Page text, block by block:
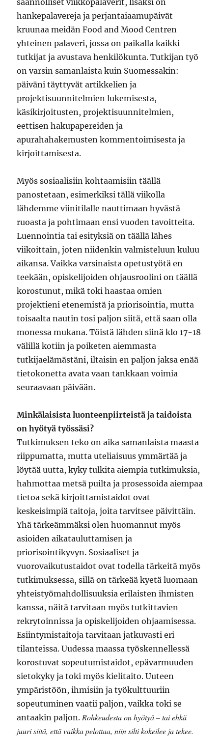
säännölliset viikkopalaverit, lisäksi on
hankepalavereja ja perjantaiaamupäivät
kruunaa meidän Food and Mood Centren
yhteinen palaveri, jossa on paikalla kaikki
tutkijat ja avustava henkilökunta. Tutkijan työ
on varsin samanlaista kuin Suomessakin:
päiväni täyttyvät artikkelien ja
projektisuunnitelmien lukemisesta,
käsikirjoitusten, projektisuunnitelmien,
eettisen hakupapereiden ja
apurahahakemusten kommentoimisesta ja
kirjoittamisesta.
Myös sosiaalisiin kohtaamisiin täällä
panostetaan, esimerkiksi tällä viikolla
lähdemme viinitilalle nauttimaan hyvästä
ruoasta ja pohtimaan ensi vuoden tavoitteita.
Luennointia tai esityksiä on täällä lähes
viikoittain, joten niidenkin valmisteluun kuluu
aikansa. Vaikka varsinaista opetustyötä en
teekään, opiskelijoiden ohjausroolini on täällä
korostunut, mikä toki haastaa omien
projektieni etenemistä ja priorisointia, mutta
toisaalta nautin tosi paljon siitä, että saan olla
monessa mukana. Töistä lähden siinä klo 17-18
välillä kotiin ja poiketen aiemmasta
tutkijaelämästäni, iltaisin en paljon jaksa enää
tietokonetta avata vaan tankkaan voimia
seuraavaan päivään.
Minkälaisista luonteenpiirteistä ja taidoista
on hyötyä työssäsi?
Tutkimuksen teko on aika samanlaista maasta
riippumatta, mutta uteliaisuus ymmärtää ja
löytää uutta, kyky tulkita aiempia tutkimuksia,
hahmottaa metsä puilta ja prosessoida aiempaa
tietoa sekä kirjoittamistaidot ovat
keskeisimpiä taitoja, joita tarvitsee päivittäin.
Yhä tärkeämmäksi olen huomannut myös
asioiden aikatauluttamisen ja
priorisointikyvyn. Sosiaaliset ja
vuorovaikutustaidot ovat todella tärkeitä myös
tutkimuksessa, sillä on tärkeää kyetä luomaan
yhteistyömahdollisuuksia erilaisten ihmisten
kanssa, näitä tarvitaan myös tutkittavien
rekrytoinnissa ja opiskelijoiden ohjaamisessa.
Esiintymistaitoja tarvitaan jatkuvasti eri
tilanteissa. Uudessa maassa työskennellessä
korostuvat sopeutumistaidot, epävarmuuden
sietokyky ja toki myös kielitaito. Uuteen
ympäristöön, ihmisiin ja työkulttuuriin
sopeutuminen vaatii paljon, vaikka toki se
antaakin paljon.Rohkeudesta on hyötyä – tai ehkä
juuri siitä, että vaikka pelottaa, niin silti kokeilee ja tekee.